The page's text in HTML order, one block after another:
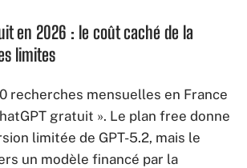
en 2026 : le coût caché de la
limites
recherches mensuelles en France
gratuit ». Le plan free donne
limitée de GPT-5.2, mais le
un modèle financé par la